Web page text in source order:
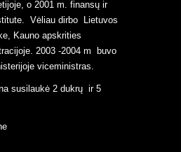
o 2001 m. finansų ir
Vėliau dirbo Lietuvos
Kauno apskrities
2003 -2004 m buvo
viceministras.